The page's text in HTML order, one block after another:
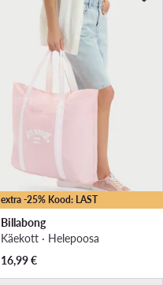
extra -25% Kood: LAST
Billabong
Käekott · Heleроosa
16,99€